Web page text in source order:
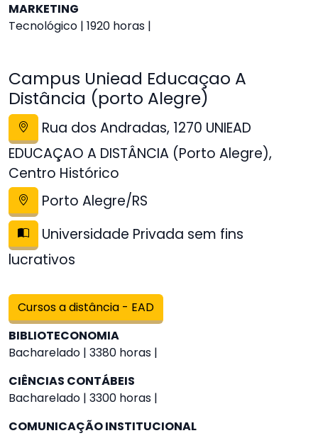
MARKETING
Tecnológico | 1920 horas |
Campus Uniead Educaçao A
Distância (porto Alegre)
Rua dos Andradas, 1270 UNIEAD
EDUCAÇAO A DISTÂNCIA (Porto Alegre),
Centro Histórico
Porto Alegre/RS
Universidade Privada sem fins
lucrativos
Cursos a distância - EAD
BIBLIOTECONOMIA
Bacharelado | 3380 horas |
CIÊNCIAS CONTÁBEIS
Bacharelado | 3300 horas |
COMUNICAÇÃO INSTITUCIONAL